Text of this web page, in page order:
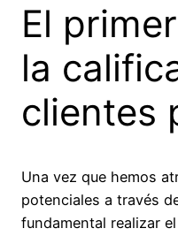
El
la
clientes
Una vez que hemos
potenciales a través
fundamental realizar